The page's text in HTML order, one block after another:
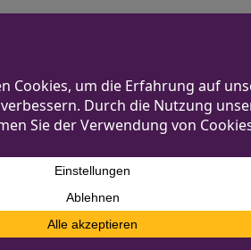
mit!
von unserer Redaktion im
Vorfeld geprüft.
wird nicht
sind mit*markiert